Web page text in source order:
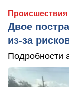
Происшествия
Двое
из-за
Подробности